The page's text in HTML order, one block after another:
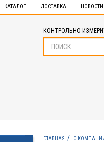
КАТАЛОГ ДОСТАВКА НОВОСТИ
КОНТРОЛЬНО-
ГЛАВНАЯ О